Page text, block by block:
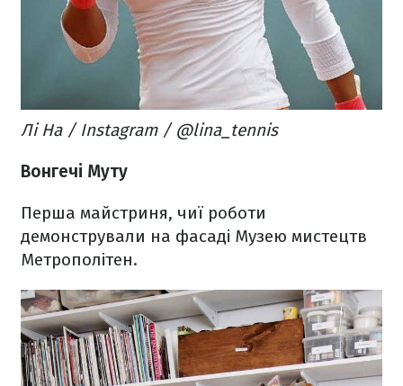
Лі На / Instagram / @lina_tennis
Вонгечі Муту
Перша майстриня, чиї роботи
демонстрували на фасаді Музею мистецтв
Метрополітен.